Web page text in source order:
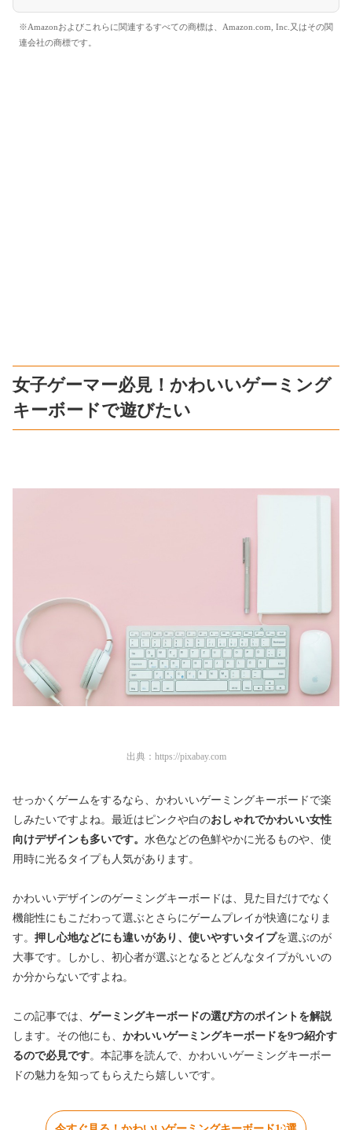
※Amazonおよびこれらに関連するすべての商標は、Amazon.com, Inc.又はその関
連会社の商標です。
女子ゲーマー必見！かわいいゲーミング
キーボードで遊びたい
出典： https://pixabay.com
せっかくゲームをするなら、かわいいゲーミングキーボードで楽
しみたいですよね。最近はピンクや白のおしゃれでかわいい女性
向けデザインも多いです。 水色などの色鮮やかに光るものや、使
用時に光るタイプも人気があります。
かわいいデザインのゲーミングキーボードは、見た目だけでなく
機能性にもこだわって選ぶとさらにゲームプレイが快適になりま
す。 押し心地などにも違いがあり、使いやすいタイプを選ぶのが
大事です。しかし、初心者が選ぶとなるとどんなタイプがいいの
か分からないですよね。
この記事では、 ゲーミングキーボードの選び方のポイントを解説
します。その他にも、 かわいいゲーミングキーボードを9つ紹介す
るので必見です。本記事を読んで、かわいいゲーミングキーボー
ドの魅力を知ってもらえたら嬉しいです。